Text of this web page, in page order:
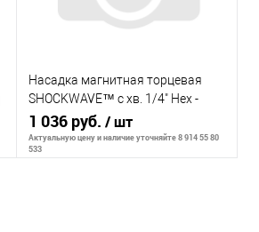
Насадка магнитная торцевая
SHOCKWAVE™ с хв. 1/4" Hex -
10мм x 150мм
1 036 руб./ шт
Актуальную цену и наличие уточняйте 8 914 55 80
533